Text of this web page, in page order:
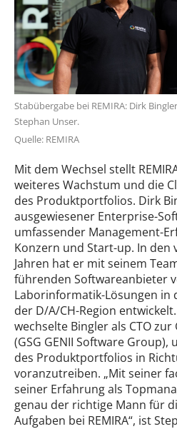
Stabübergabe bei REMIRA: Dirk
Stephan Unser.
Quelle: REMIRA
Mit dem Wechsel stellt
weiteres Wachstum und die
des Produktportfolios. Dirk
ausgewiesener Enterprise-
umfassender Management-
Konzern und Start-up. In den
Jahren hat er mit seinem
führenden Softwareanbieter
Laborinformatik-Lösungen in
der D/A/CH-Region
wechselte Bingler als CTO
(GSG GENII Software
des Produktportfolios in
voranzutreiben. „Mit seiner
seiner Erfahrung als
genau der richtige Mann für
Aufgaben bei REMIRA“, ist